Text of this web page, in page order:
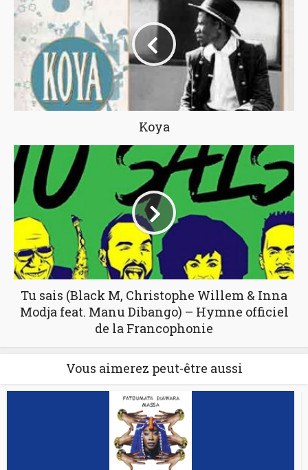
Koya
Tu sais (Black M, Christophe Willem & Inna
Modja feat. Manu Dibango) – Hymne officiel
de la Francophonie
Vous aimerez peut-être aussi